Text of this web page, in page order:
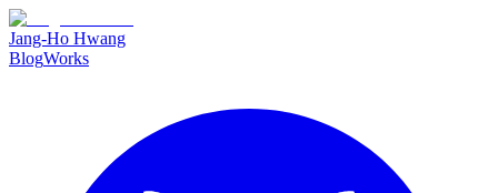
Jang-Ho Hwang
BlogWorks